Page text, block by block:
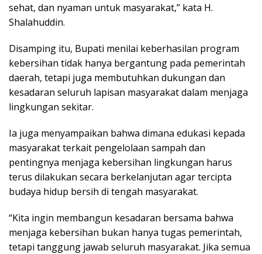
sehat, dan nyaman untuk masyarakat,” kata H.
Shalahuddin.
Disamping itu, Bupati menilai keberhasilan program
kebersihan tidak hanya bergantung pada pemerintah
daerah, tetapi juga membutuhkan dukungan dan
kesadaran seluruh lapisan masyarakat dalam menjaga
lingkungan sekitar.
Ia juga menyampaikan bahwa dimana edukasi kepada
masyarakat terkait pengelolaan sampah dan
pentingnya menjaga kebersihan lingkungan harus
terus dilakukan secara berkelanjutan agar tercipta
budaya hidup bersih di tengah masyarakat.
“Kita ingin membangun kesadaran bersama bahwa
menjaga kebersihan bukan hanya tugas pemerintah,
tetapi tanggung jawab seluruh masyarakat. Jika semua